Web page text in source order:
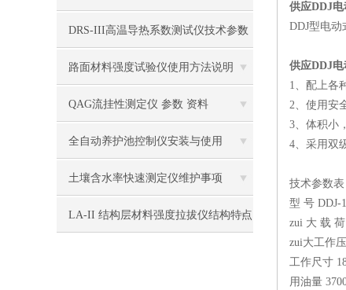
数
DRS-III高温导热系数测试仪技术参数
路面材料强度试验仪使用方法说明
QAG流挂性测定仪 参数 资料
全自动养护池控制仪安装与使用
土壤含水率快速测定仪维护事项
LA-II 结构层材料强度拉拔仪结构特点
供应DDJ
DDJ型电
供应DDJ
1、配上各
2、使用安
3、体积小
4、采用双
技术参数表
型 号 DDJ-
zui 大 载 荷
zui大工作压
工作尺寸
用油量